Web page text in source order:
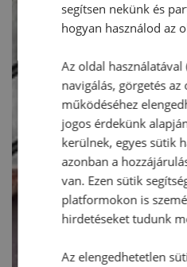
segítsen nekünk és
hogyan használod az
Az oldal használatával
navigálás, görgetés
működéséhez
jogos érdekünk
kerülnek, egyes sütik
azonban a
van. Ezen sütik
platformokon is
hirdetéseket tudunk
Az elengedhetetlen